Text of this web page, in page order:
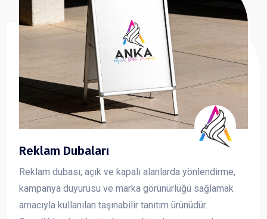
Reklam Dubaları
Reklam dubası; açık ve kapalı alanlarda yönlendirme,
kampanya duyurusu ve marka görünürlüğü sağlamak
amacıyla kullanılan taşınabilir tanıtım ürünüdür.